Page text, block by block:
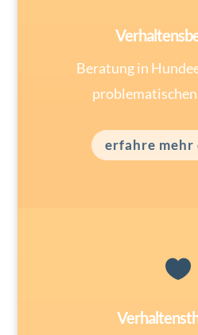
Beratung in
erfahre mehr
